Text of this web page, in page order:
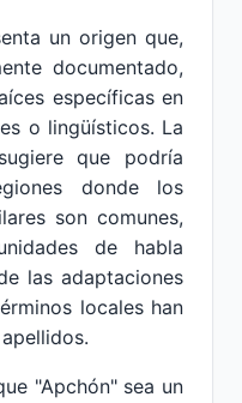
un origen que,
documentado,
específicas en
o lingüísticos. La
que podría
donde los
son comunes,
de habla
las adaptaciones
locales han
"Apchón" sea un